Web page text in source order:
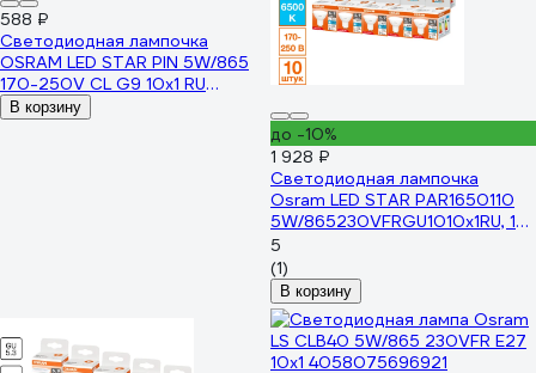
588 ₽
Светодиодная лампочка
OSRAM LED STAR PIN 5W/865
170-250V CL G9 10x1 RU
4099854323775
В корзину
до -10%
1 928 ₽
Светодиодная лампочка
Osram LED STAR PAR1650110
5W/865230VFRGU1010x1RU, 10
лампочек в групповой
упаковке 4099854321122
5
(1)
В корзину